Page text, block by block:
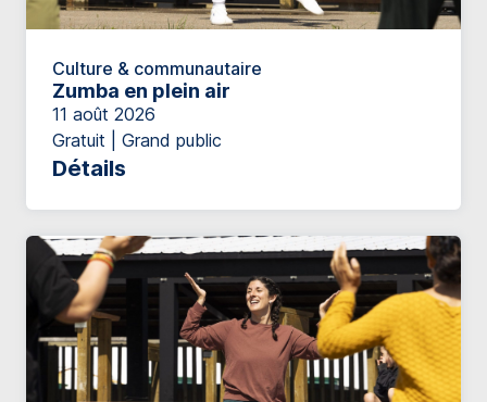
Culture & communautaire
Zumba en plein air
11 août 2026
Gratuit | Grand public
Détails